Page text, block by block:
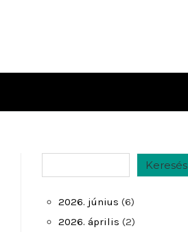
Keresés
2026. június (6)
2026. április (2)